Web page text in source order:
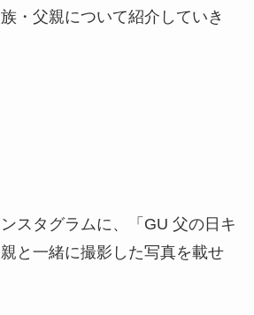
・父親について紹介していき
スタグラムに、「GU 父の日キ
と一緒に撮影した写真を載せ